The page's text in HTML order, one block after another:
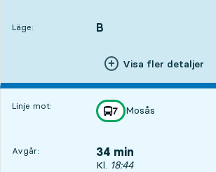
Läge:
LÄGE, B
,
Visa fler detaljer
Linje mot: linje
7
mot
Mosås
,
Avgår: 34 min
Avgår, Kl. 18:44, om 34 min
Kl. 18:44